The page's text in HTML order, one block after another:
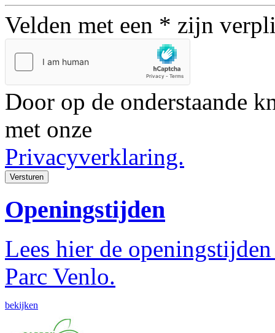
Velden met een * zijn
Door op de onderstaande
met onze
Privacyverklaring.
Versturen
Openingstijden
Lees hier de
Parc Venlo.
bekijken